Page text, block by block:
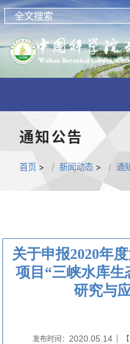
通知公告
首页 > 新闻动态 > 通
关于申报2020年
项目“三峡水库
研究与
发布时间： 2020.05.14| 【